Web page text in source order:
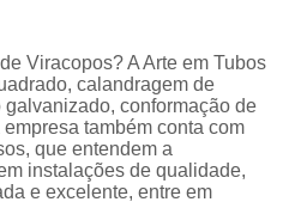
Ferro de Escada
Corrimão Ferro para Escada
Corrimão Ferro Quadrado
Corrimão com Ferro Tipo
Viracopos? A Arte em Tubos
calandragem de
conformação de
também conta com
que entendem a
instalações de qualidade,
e excelente, entre em